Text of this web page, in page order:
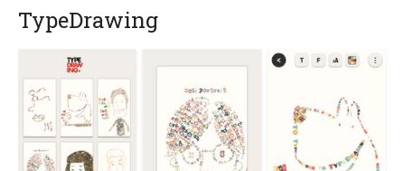
TypeDrawing